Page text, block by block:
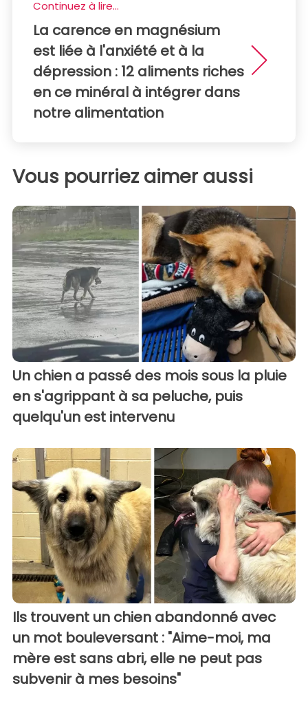
Continuez à lire...
La carence en magnésium
est liée à l'anxiété et à la
dépression : 12 aliments riches
en ce minéral à intégrer dans
notre alimentation
Vous pourriez aimer aussi
Un chien a passé des mois sous la pluie
en s'agrippant à sa peluche, puis
quelqu'un est intervenu
Ils trouvent un chien abandonné avec
un mot bouleversant : "Aime-moi, ma
mère est sans abri, elle ne peut pas
subvenir à mes besoins"